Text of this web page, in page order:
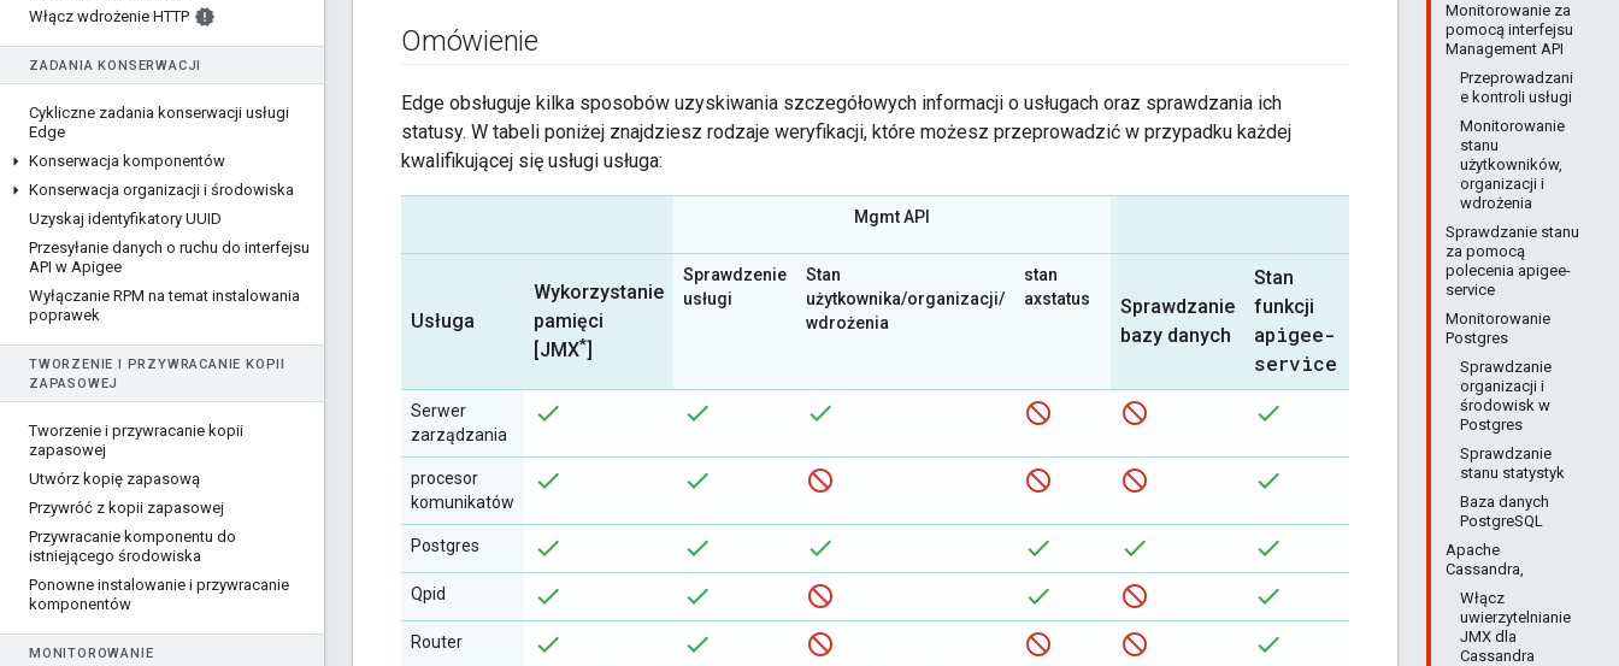
Włącz wdrożenie HTTP
ZADANIA KONSERWACJI
Cykliczne zadania konserwacji usługi
Edge
Konserwacja komponentów
Konserwacja organizacji i środowiska
Uzyskaj identyfikatory UUID
Przesyłanie danych o ruchu do interfejsu
API w Apigee
Wyłączanie RPM na temat instalowania
poprawek
TWORZENIE I PRZYWRACANIE KOPII
ZAPASOWEJ
Tworzenie i przywracanie kopii
zapasowej
Utwórz kopię zapasową
Przywróć z kopii zapasowej
Przywracanie komponentu do
istniejącego środowiska
Ponowne instalowanie i przywracanie
komponentów
MONITOROWANIE
Monitorowanie za
pomocą interfejsu
Management API
Przeprowadzani
e kontroli usługi
Monitorowanie
stanu
użytkowników,
organizacji i
wdrożenia
Sprawdzanie stanu
za pomocą
polecenia apigee-
service
Monitorowanie
Postgres
Sprawdzanie
organizacji i
środowisk w
Postgres
Sprawdzanie
stanu statystyk
Baza danych
PostgreSQL
Apache
Cassandra,
Włącz
uwierzytelnianie
JMX dla
Cassandra
Omówienie
Edge obsługuje kilka sposobów uzyskiwania szczegółowych informacji o usługach oraz sprawdzania ich
statusy. W tabeli poniżej znajdziesz rodzaje weryfikacji, które możesz przeprowadzić w przypadku każdej
kwalifikującej się usługi usługa:
Mgmt API
Usługa
Wykorzystanie
pamięci
[JMX*
Sprawdzenie
usługi
Stan
użytkownika/organizacji/
wdrożenia
stan
axstatus
Sprawdzanie
bazy danych
Stan
funkcji
apigee-
service
Serwer
zarządzania
procesor
komunikatów
Postgres
Qpid
Router